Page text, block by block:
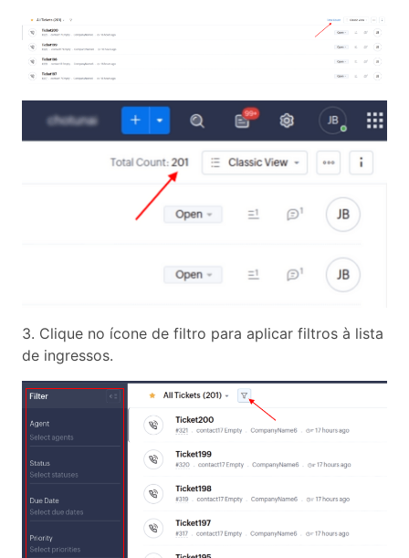
3. Clique no ícone de filtro para aplicar filtros à lista
de ingressos.